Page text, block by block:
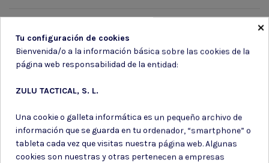
Marca
Suscríbete a nuestro boletín
×
Tu configuración de cookies
Bienvenida/o a la información básica sobre las cookies de la
página web responsabilidad de la entidad:
ZULU TACTICAL, S. L.
Una cookie o galleta informática es un pequeño archivo de
información que se guarda en tu ordenador, “smartphone” o
tableta cada vez que visitas nuestra página web. Algunas
cookies son nuestras y otras pertenecen a empresas